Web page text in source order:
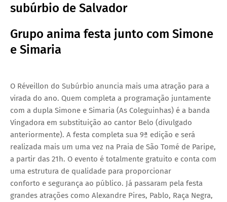
subúrbio de Salvador
Grupo anima festa junto com Simone
e Simaria
O Réveillon do Subúrbio anuncia mais uma atração para a
virada do ano. Quem completa a programação juntamente
com a dupla Simone e Simaria (As Coleguinhas) é a banda
Vingadora em substituição ao cantor Belo (divulgado
anteriormente). A festa completa sua 9ª edição e será
realizada mais um uma vez na Praia de São Tomé de Paripe,
a partir das 21h. O evento é totalmente gratuito e conta com
uma estrutura de qualidade para proporcionar
conforto e segurança ao público. Já passaram pela festa
grandes atrações como Alexandre Pires, Pablo, Raça Negra,